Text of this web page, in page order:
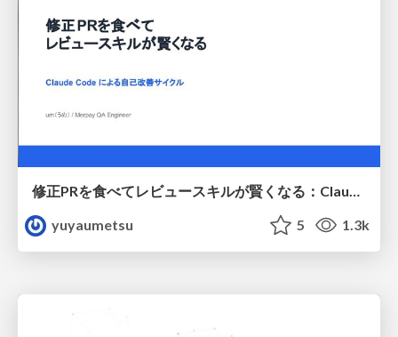
修正PRを食べてレビュースキルが賢くなる：Claude Codeによる自己改善サイクル
yuyaumetsu
5 1.3k